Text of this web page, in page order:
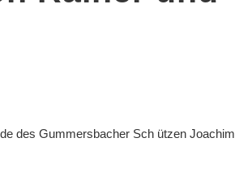
des Gummersbacher Sch ützen Joachim